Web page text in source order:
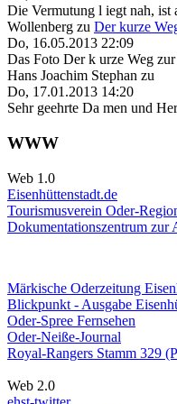
Die Vermutung l iegt nah,
Wollenberg zu Der kurze
Do, 16.05.2013 22:09
Das Foto Der k urze Weg
Hans Joachim Stephan zu
Do, 17.01.2013 14:20
Sehr geehrte Da men und
WWW
Web 1.0
Eisenhüttenstadt.de
Tourismusverein Oder-
Dokumentationszentrum zur
Märkische Oderzeitung
Blickpunkt - Ausgabe
Oder-Spree Fernsehen
Oder-Neiße-Journal
Royal-Rangers Stamm 329
Web 2.0